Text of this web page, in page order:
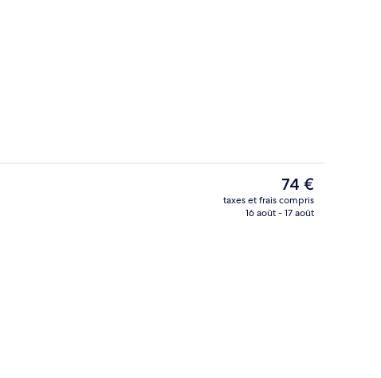
Le
prix
actuel
74 €
taxes et frais compris
16 août - 17 août